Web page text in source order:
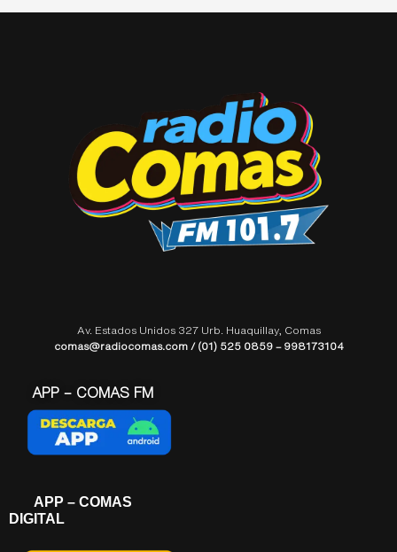
Av. Estados Unidos 327 Urb. Huaquillay, Comas
comas@radiocomas.com / (01) 525 0859 – 998173104
APP – COMAS FM
APP – COMAS
DIGITAL